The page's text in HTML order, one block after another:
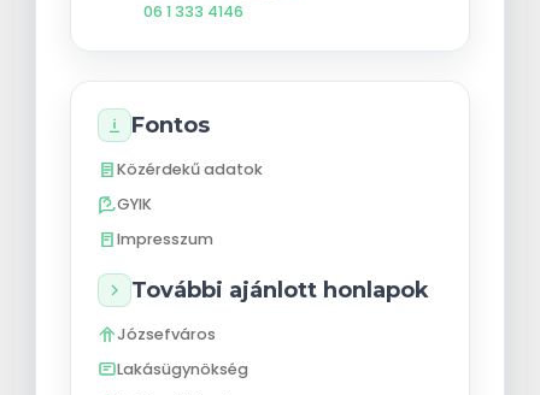
06 1 333 4146
Fontos
Közérdekű adatok
GYIK
Impresszum
További ajánlott honlapok
Józsefváros
Lakásügynökség